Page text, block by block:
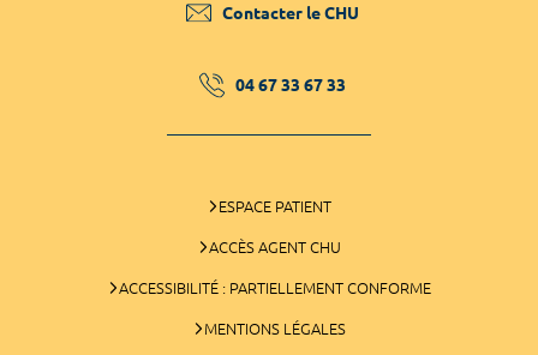
Contacter le CHU
04 67 33 67 33
ESPACE PATIENT
ACCÈS AGENT CHU
ACCESSIBILITÉ : PARTIELLEMENT CONFORME
MENTIONS LÉGALES